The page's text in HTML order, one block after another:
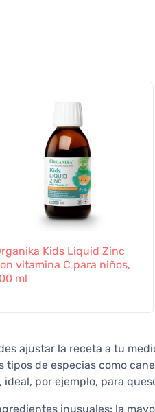
Kids Liquid Zinc
vitamina C para niños,
ml
ajustar la receta a tu
de especias como
por ejemplo, para
inusuales: la